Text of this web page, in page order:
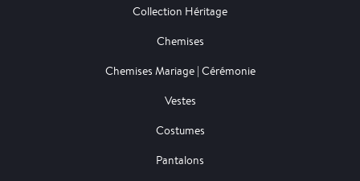
Collection Héritage
Chemises
Chemises Mariage | Cérémonie
Vestes
Costumes
Pantalons